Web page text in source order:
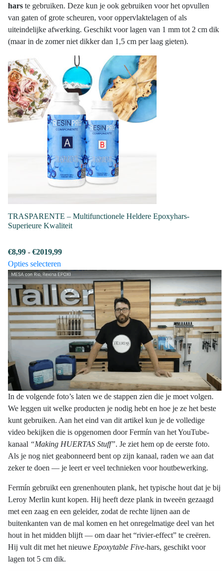
€962,49
heeft
meerdere
variaties.
Deze
gekozen
worden
op
productpagina
hars te gebruiken. Deze kun je ook gebruiken voor het opvullen
van gaten of grote scheuren, voor oppervlaktelagen of als
uiteindelijke afwerking. Geschikt voor lagen van 1 mm tot 2 cm dik
(maar in de zomer niet dikker dan 1,5 cm per laag gieten).
TRASPARENTE – Multifunctionele Heldere Epoxyhars-
Superieure Kwaliteit
€8,99 - €2019,99Prijsklasse:
tot
€2019,99
Opties selecteren
product
heeft
meerdere
variaties.
Deze
optie
kan
gekozen
worden
op
de
productpagina
In de volgende foto’s laten we de stappen zien die je moet volgen.
We leggen uit welke producten je nodig hebt en hoe je ze het beste
kunt gebruiken. Aan het eind van dit artikel kun je de volledige
video bekijken die is opgenomen door Fermín van het YouTube-
kanaal “Making HUERTAS Stuff”. Je ziet hem op de eerste foto.
Als je nog niet geabonneerd bent op zijn kanaal, raden we aan dat
zeker te doen — je leert er veel technieken voor houtbewerking.
Fermín gebruikt een grenenhouten plank, het typische hout dat je bij
Leroy Merlin kunt kopen. Hij heeft deze plank in tweeën gezaagd
met een zaag en een geleider, zodat de rechte lijnen aan de
buitenkanten van de mal komen en het onregelmatige deel van het
hout in het midden blijft — om daar het “rivier-effect” te creëren.
Hij vult dit met het nieuwe Epoxytable Five-hars, geschikt voor
lagen tot 5 cm dik.